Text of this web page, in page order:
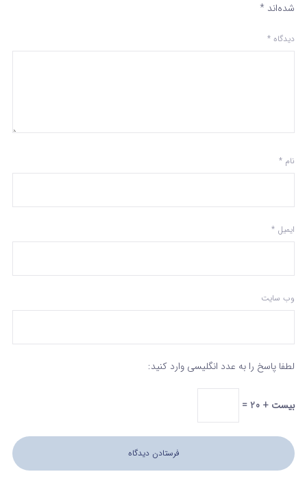
شده‌اند *
دیدگاه *
نام *
ایمیل *
وب‌ سایت
لطفا پاسخ را به عدد انگلیسی وارد کنید:
بیست + 20 =